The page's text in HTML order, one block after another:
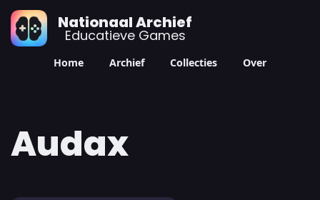
Nationaal Archief
Educatieve Games
Home Archief Collecties Over
Audax